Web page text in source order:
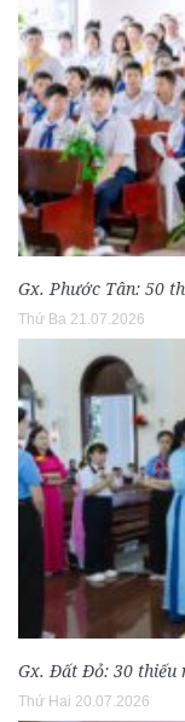
Gx. Phước Tân: 50
Thứ Ba 21.07.2026
Gx. Đất Đỏ: 30 thiếu
Thứ Hai 20.07.2026